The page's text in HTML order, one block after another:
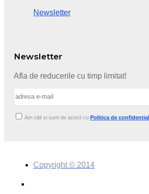
Newsletter
Newsletter
Afla de reducerile cu timp limitat!
Am citit si sunt de acord cu Politica de
Copyright © 2014